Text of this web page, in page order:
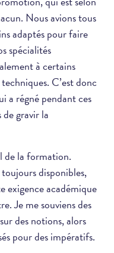
Nous avions tous
adaptés pour faire
spécialités
à certains
C’est donc
a régné pendant ces
gravir la
de la formation.
disponibles,
exigence académique
Je me souviens des
des notions, alors
pour des impératifs.